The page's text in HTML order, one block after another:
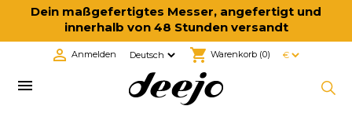
Dein maßgefertigtes Messer, angefertigt und
innerhalb von 48 Stunden versandt
shopping_cart Warenkorb (0)
 Anmelden
